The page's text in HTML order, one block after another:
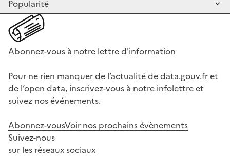
Abonnez-vous à notre lettre d'information
Pour ne rien manquer de l’actualité de data.gouv.fr et
de l’open data, inscrivez-vous à notre infolettre et
suivez nos événements.
Abonnez-vousVoir nos prochains évènements
Suivez-nous
sur les réseaux sociaux